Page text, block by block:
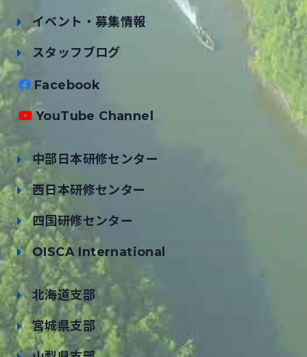
イベント・募集情報
スタッフブログ
Facebook
YouTube Channel
中部日本研修センター
西日本研修センター
四国研修センター
OISCA International
北海道支部
宮城県支部